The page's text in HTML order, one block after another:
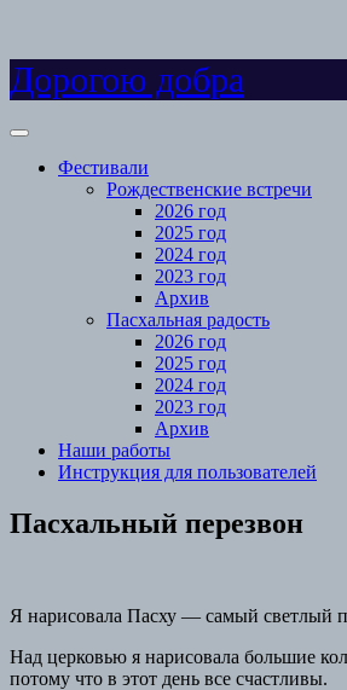
Skip
to
Дорогою добра
Open
Фестивали
Рождественские встречи
2026 год
2025 год
2024 год
2023 год
Архив
Пасхальная радость
2026 год
2025 год
2024 год
2023 год
Архив
Наши работы
Инструкция для пользователей
Close
Menu
Пасхальный перезвон
Я нарисовала Пасху — самый светлый
Над церковью я нарисовала большие
потому что в этот день все счастливы.